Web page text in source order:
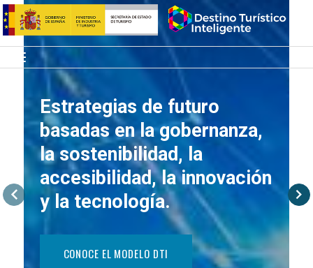
Saltar
al
contenido
Inicio
Menú
Estrategias de futuro
basadas en la gobernanza,
la sostenibilidad, la
accesibilidad, la innovación
y la tecnología.
CONOCE EL MODELO DTI